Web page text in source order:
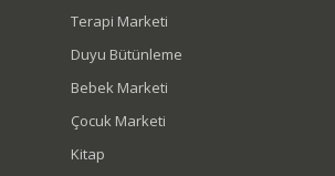
Terapi Marketi
Duyu Bütünleme
Bebek Marketi
Çocuk Marketi
Kitap